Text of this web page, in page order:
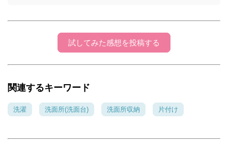
試してみた感想を投稿する
関連するキーワード
洗濯 洗面所(洗面台) 洗面所収納 片付け